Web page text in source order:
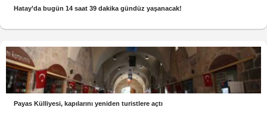
Hatay’da bugün 14 saat 39 dakika gündüz yaşanacak!
Payas Külliyesi, kapılarını yeniden turistlere açtı